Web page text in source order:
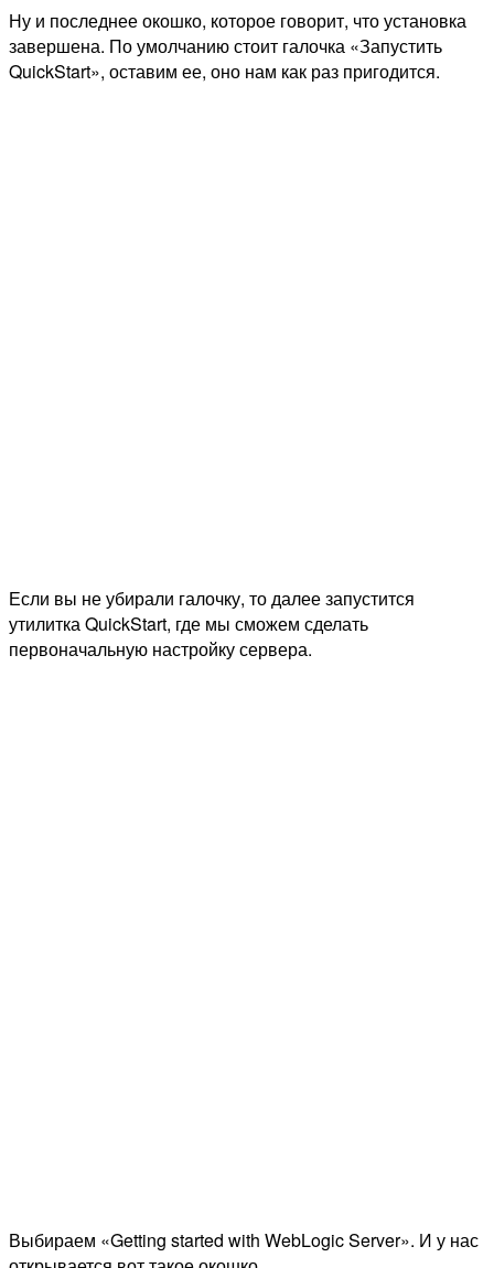
Ну и последнее окошко, которое говорит, что установка
завершена. По умолчанию стоит галочка «Запустить
QuickStart», оставим ее, оно нам как раз пригодится.
Если вы не убирали галочку, то далее запустится
утилитка QuickStart, где мы сможем сделать
первоначальную настройку сервера.
Выбираем «Getting started with WebLogic Server». И у нас